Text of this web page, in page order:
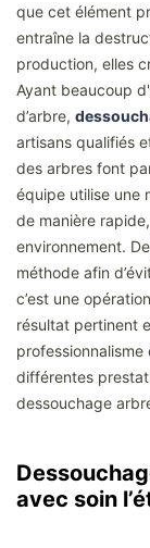
que cet élément
entraîne la
production, elles
Ayant beaucoup
d’arbre,
artisans qualifiés
des arbres font
équipe utilise une
de manière
environnement.
méthode afin
c’est une
résultat pertinent
différentes
dessouchage
avec soin